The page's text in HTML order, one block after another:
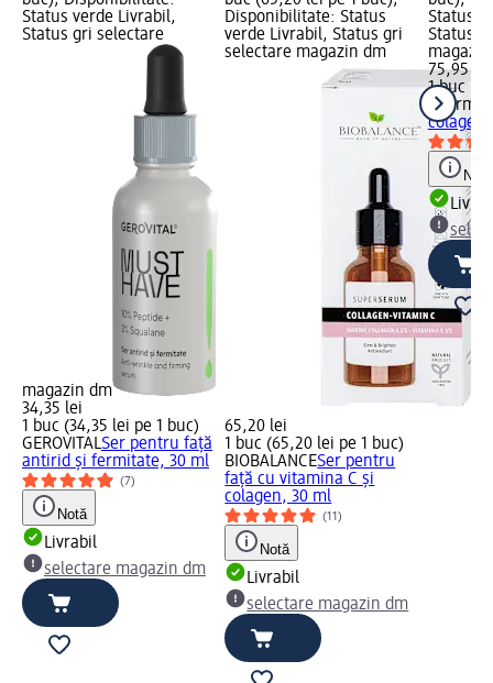
Status verde Livrabil,
Status gri selectare
magazin dm
34,35 lei
1 buc (34,35 lei pe 1 buc)
GEROVITALSer pentru față
antirid și fermitate, 30 ml
(7)
Notă
Livrabil
selectare magazin dm
Disponibilitate: Status
verde Livrabil, Status gri
selectare magazin dm
65,20 lei
1 buc (65,20 lei pe 1 buc)
BIOBALANCESer pentru
față cu vitamina C și
colagen, 30 ml
(11)
Notă
Livrabil
selectare magazin dm
Status
Status
75,95 lei
1 buc
colagen
Notă